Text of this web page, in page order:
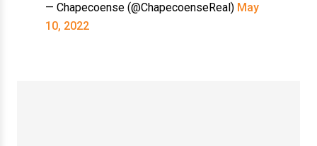
— Chapecoense (@ChapecoenseReal) May
10, 2022